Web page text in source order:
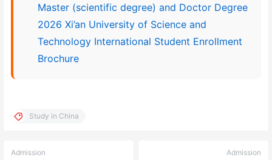
Master (scientific degree) and Doctor Degree
2026 Xi’an University of Science and
Technology International Student Enrollment
Brochure
Study in China
Admission Admission